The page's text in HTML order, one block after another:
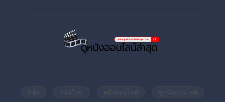
หนัง หนังใหม่ หนังออนไลน์ ดูหนังออนไลน์